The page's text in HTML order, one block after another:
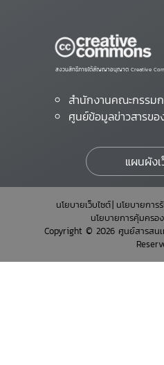
สงวนสิทธิ์ภายใต้สัญญาอนุญาต Creative
สำนักงานคณะกรรม
ศูนย์ข้อมูลข่าวสารขอ
แผนผัง
นโยบายเว็บไซต์ นโยบายกา
นโยบายการคุ้มคร
Copyright © 2026 ศูนย์สารสน